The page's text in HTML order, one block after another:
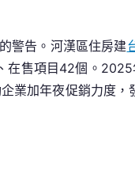
警告。河漢區住房建
在售項目42個。
業加年夜促銷力度